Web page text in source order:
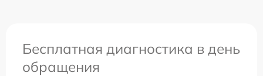
Бесплатная диагностика в день
обращения